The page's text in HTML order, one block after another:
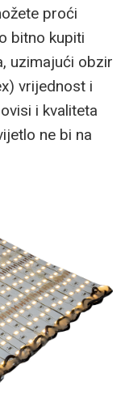
proći
bitno kupiti
uzimajući obzir
vrijednost i
i kvaliteta
ne bi na